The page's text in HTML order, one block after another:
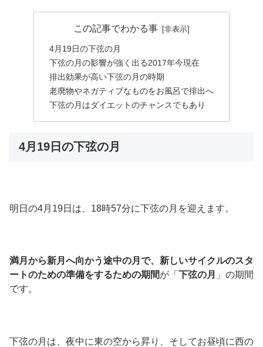
この記事でわかる事
4月19日の下弦の月
下弦の月の影響が強く出る2017年今現在
排出効果が高い下弦の月の時期
老廃物やネガティブなものをお風呂で排出へ
下弦の月はダイエットのチャンスでもあり
4月19日の下弦の月
明日の4月19日は、18時57分に下弦の月を迎えます。
満月から新月へ向かう途中の月で、新しいサイクルのスタ
ートのための準備をするための期間が「 下弦の月 」の期間
です。
下弦の月は、夜中に東の空から昇り、そしてお昼頃に西の